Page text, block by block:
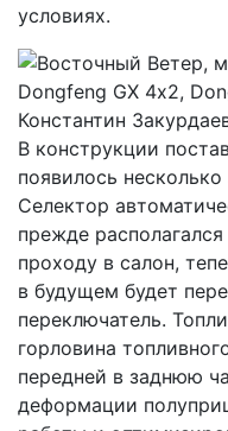
условиях.
В конструкции
появилось
Селектор
прежде
проходу в салон,
в будущем будет
переключатель.
горловина
передней в заднюю
деформации